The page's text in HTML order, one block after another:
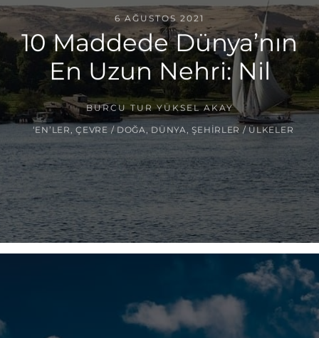
6 AĞUSTOS 2021
10 Maddede Dünya’nın
En Uzun Nehri: Nil
BURCU TUR YÜKSEL AKAY
‘EN’LER ,ÇEVRE / DOĞA DÜNYA ,ŞEHIRLER / ÜLKELER